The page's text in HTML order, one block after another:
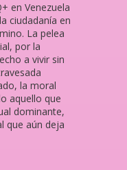
en Venezuela
ciudadanía en
La pelea
por la
a vivir sin
la moral
aquello que
dominante,
que aún deja